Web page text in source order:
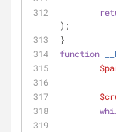
);
}
function